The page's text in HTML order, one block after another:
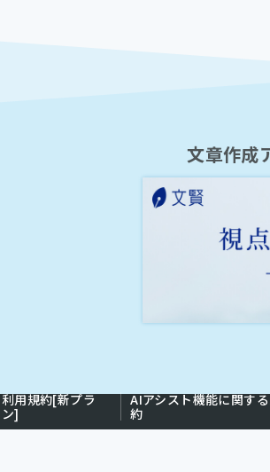
文章作成
利用規約[新プラ
ン]
AIアシスト機能に関す
約